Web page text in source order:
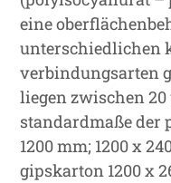
eine
unterschiedlichen
verbindungsarten
liegen zwischen 20
standardmaße der
1200 mm; 1200 x
gipskarton 1200 x